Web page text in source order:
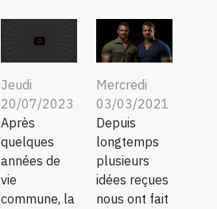
Jeudi
20/07/2023
Après
quelques
années de
vie
commune, la
Mercredi
03/03/2021
Depuis
longtemps
plusieurs
idées reçues
nous ont fait